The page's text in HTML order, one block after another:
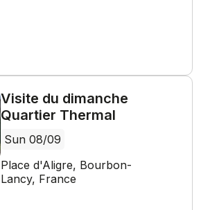
Visite du dimanche
Quartier Thermal
Sun 08/09
Place d'Aligre, Bourbon-
Lancy, France